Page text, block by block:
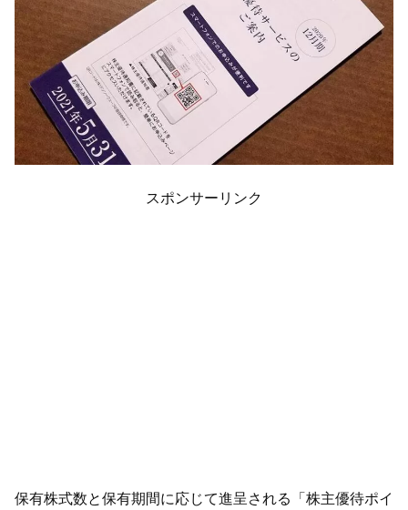
スポンサーリンク
保有株式数と保有期間に応じて進呈される「株主優待ポイ